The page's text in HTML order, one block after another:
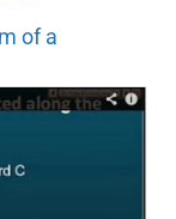
of a